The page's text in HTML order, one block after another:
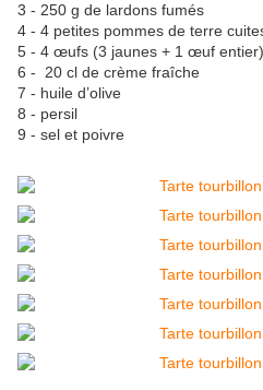
3 - 250 g de lardons fumés
4 - 4 petites pommes de terre
5 - 4 œufs (3 jaunes + 1 œuf
6 - 20 cl de crème fraîche
7 - huile d’olive
8 - persil
9 - sel et poivre